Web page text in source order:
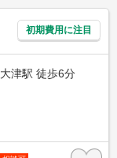
初期費用に注目
津駅 徒歩6分